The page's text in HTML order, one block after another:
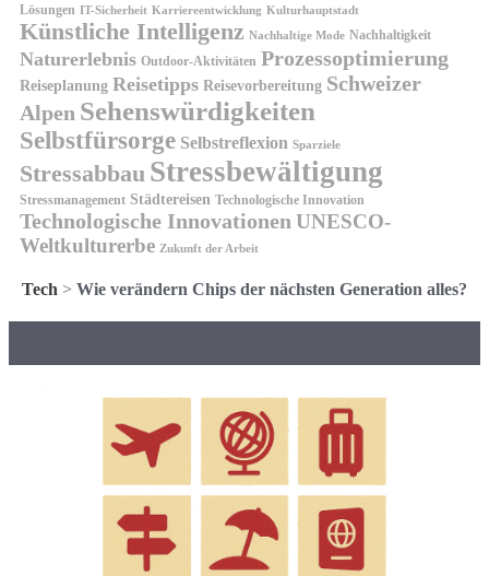
Lösungen IT-Sicherheit Karriereentwicklung Kulturhauptstadt
Künstliche Intelligenz Nachhaltige Mode Nachhaltigkeit
Naturerlebnis Outdoor-Aktivitäten Prozessoptimierung
Reiseplanung Reisetipps Reisevorbereitung Schweizer
Alpen Sehenswürdigkeiten
Selbstfürsorge Selbstreflexion Sparziele
Stressabbau Stressbewältigung
Stressmanagement Städtereisen Technologische Innovation
Technologische Innovationen UNESCO-
Weltkulturerbe Zukunft der Arbeit
Tech > Wie verändern Chips der nächsten Generation alles?